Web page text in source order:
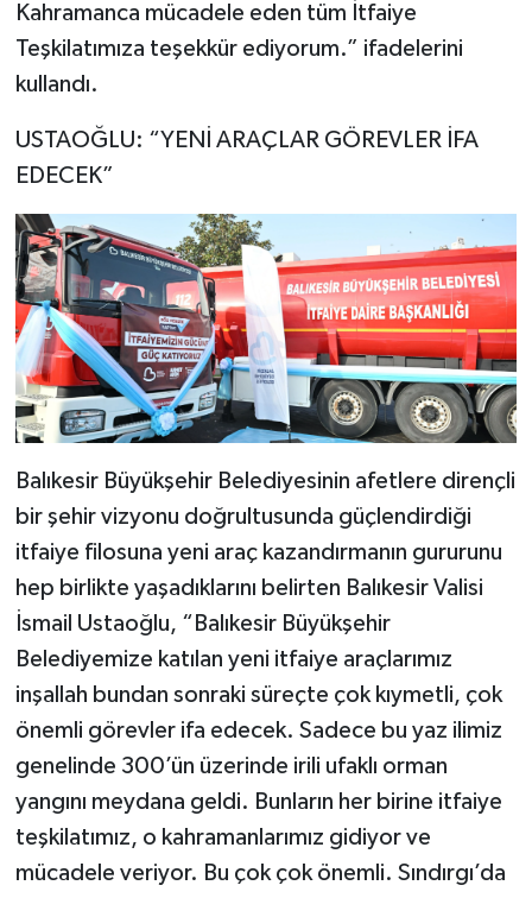
Kahramanca mücadele eden tüm İtfaiye
Teşkilatımıza teşekkür ediyorum.” ifadelerini
kullandı.
USTAOĞLU: “YENİ ARAÇLAR GÖREVLER İFA
EDECEK”
Balıkesir Büyükşehir Belediyesinin afetlere dirençli
bir şehir vizyonu doğrultusunda güçlendirdiği
itfaiye filosuna yeni araç kazandırmanın gururunu
hep birlikte yaşadıklarını belirten Balıkesir Valisi
İsmail Ustaoğlu, “Balıkesir Büyükşehir
Belediyemize katılan yeni itfaiye araçlarımız
inşallah bundan sonraki süreçte çok kıymetli, çok
önemli görevler ifa edecek. Sadece bu yaz ilimiz
genelinde 300’ün üzerinde irili ufaklı orman
yangını meydana geldi. Bunların her birine itfaiye
teşkilatımız, o kahramanlarımız gidiyor ve
mücadele veriyor. Bu çok çok önemli. Sındırgı’da